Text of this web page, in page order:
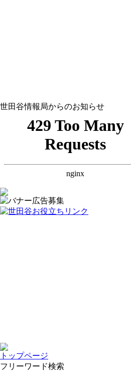
世田谷情報局からのお知らせ
トップページ
フリーワード検索